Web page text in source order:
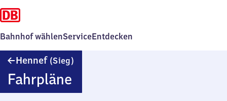
Bahnhof wählenServiceEntdecken
Hennef (Sieg)
Fahrpläne